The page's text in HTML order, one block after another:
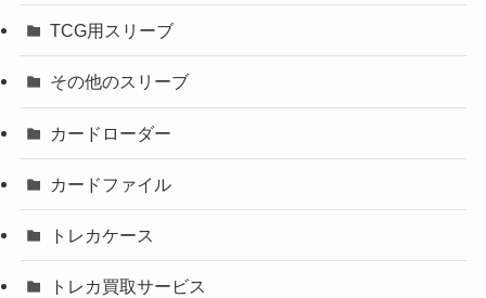
TCG用スリーブ
その他のスリーブ
カードローダー
カードファイル
トレカケース
トレカ買取サービス